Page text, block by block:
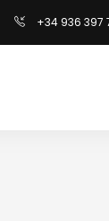
+34 936 397